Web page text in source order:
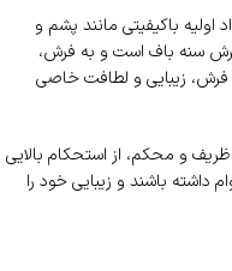
اولیه باکیفیتی مانند پشم و
سنه باف است و به فرش،
فرش، زیبایی و لطافت خاصی
و محکم، از استحکام بالایی
داشته باشند و زیبایی خود را